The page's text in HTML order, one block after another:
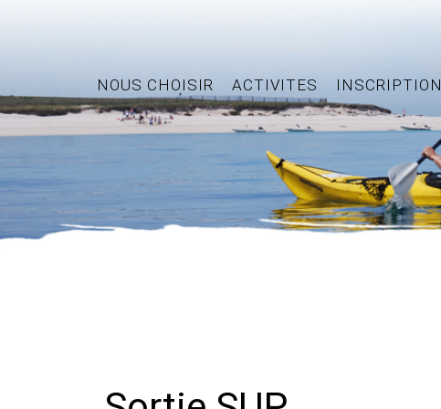
NOUS CHOISIR ACTIVITES INSCRIPTION